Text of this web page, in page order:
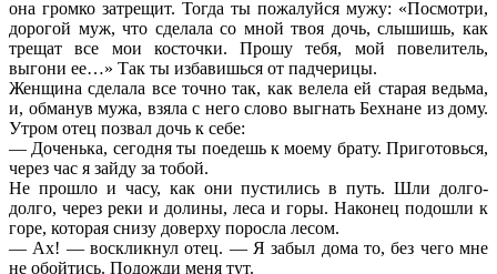
она громко затрещит. Тогда ты пожалуйся мужу: «Посмотри,
дорогой муж, что сделала со мной твоя дочь, слышишь, как
трещат все мои косточки. Прошу тебя, мой повелитель,
выгони ее…» Так ты избавишься от падчерицы.
Женщина сделала все точно так, как велела ей старая ведьма,
и, обманув мужа, взяла с него слово выгнать Бехнане из дому.
Утром отец позвал дочь к себе:
— Доченька, сегодня ты поедешь к моему брату. Приготовься,
через час я зайду за тобой.
Не прошло и часу, как они пустились в путь. Шли долго-
долго, через реки и долины, леса и горы. Наконец подошли к
горе, которая снизу доверху поросла лесом.
— Ах! — воскликнул отец. — Я забыл дома то, без чего мне
не обойтись. Подожди меня тут.